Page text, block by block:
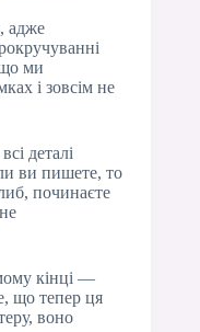
адже
ми
і зовсім не
деталі
ви пишете, то
починаєте
кінці —
що тепер ця
воно